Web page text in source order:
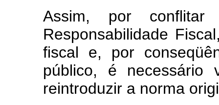
Assim, por
Responsabilidade
fiscal e, por
público, é necessário
reintroduzir a norma